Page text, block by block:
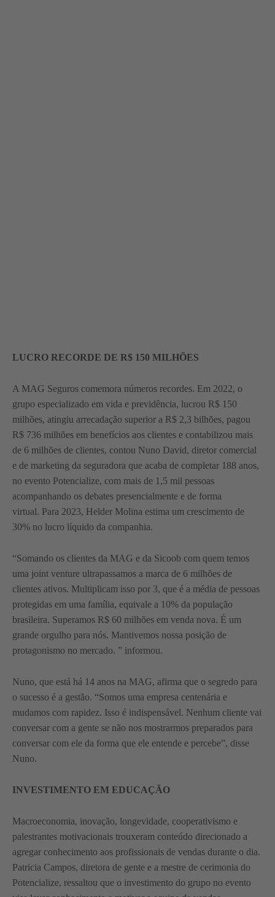
LUCRO RECORDE DE R$ 150 MILHÕES
A MAG Seguros comemora números recordes. Em 2022, o
grupo especializado em vida e previdência, lucrou R$ 150
milhões, atingiu arrecadação superior a R$ 2,3 bilhões, pagou
R$ 736 milhões em benefícios aos clientes e contabilizou mais
de 6 milhões de clientes, contou Nuno David, diretor comercial
e de marketing da seguradora que acaba de completar 188 anos,
no evento Potencialize, com mais de 1,5 mil pessoas
acompanhando os debates presencialmente e de forma
virtual. Para 2023, Helder Molina estima um crescimento de
30% no lucro líquido da companhia.
“Somando os clientes da MAG e da Sicoob com quem temos
uma joint venture ultrapassamos a marca de 6 milhões de
clientes ativos. Multiplicam isso por 3, que é a média de pessoas
protegidas em uma família, equivale a 10% da população
brasileira. Superamos R$ 60 milhões em venda nova. É um
grande orgulho para nós. Mantivemos nossa posição de
protagonismo no mercado. ” informou.
Nuno, que está há 14 anos na MAG, afirma que o segredo para
o sucesso é a gestão. “Somos uma empresa centenária e
mudamos com rapidez. Isso é indispensável. Nenhum cliente vai
conversar com a gente se não nos mostrarmos preparados para
conversar com ele da forma que ele entende e percebe”, disse
Nuno.
INVESTIMENTO EM EDUCAÇÃO
Macroeconomia, inovação, longevidade, cooperativismo e
palestrantes motivacionais trouxeram conteúdo direcionado a
agregar conhecimento aos profissionais de vendas durante o dia.
Patricia Campos, diretora de gente e a mestre de cerimonia do
Potencialize, ressaltou que o investimento do grupo no evento